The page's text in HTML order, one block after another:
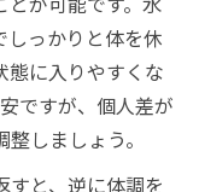
しっかりと体を休
態に入りやすくな
ですが、個人差が
しましょう。
と、逆に体調を